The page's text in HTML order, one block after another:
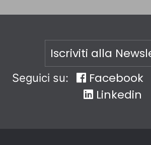
Iscriviti alla
Seguici su: Facebook
Linkedin